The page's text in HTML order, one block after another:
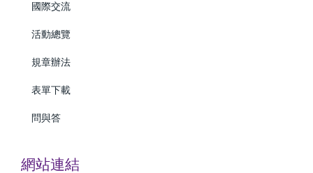
國際交流
活動總覽
規章辦法
表單下載
問與答
網站連結